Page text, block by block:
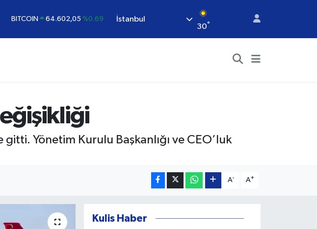
BITCOIN 64.602,05 %0.69
BİST100 13.768 %48
İstanbul
30°
Yönetim Kurulu Başkanlığı ve CEO’luk
A- A+
Kulis Haber